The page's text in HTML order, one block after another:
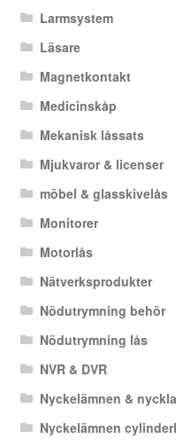
Larmsystem
Läsare
Magnetkontakt
Medicinskåp
Mekanisk låssats
Mjukvaror & licenser
möbel & glasskivelås
Monitorer
Motorlås
Nätverksprodukter
Nödutrymning behör
Nödutrymning lås
NVR & DVR
Nyckelämnen &
Nyckelämnen